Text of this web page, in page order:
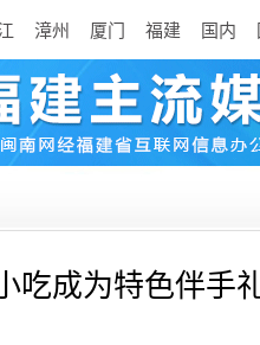
漳州 厦门 福建 国内
吃成为特色伴手